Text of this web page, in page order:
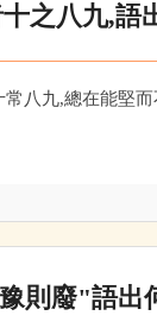
之八九,語
八九,總在能堅而
則廢"語出